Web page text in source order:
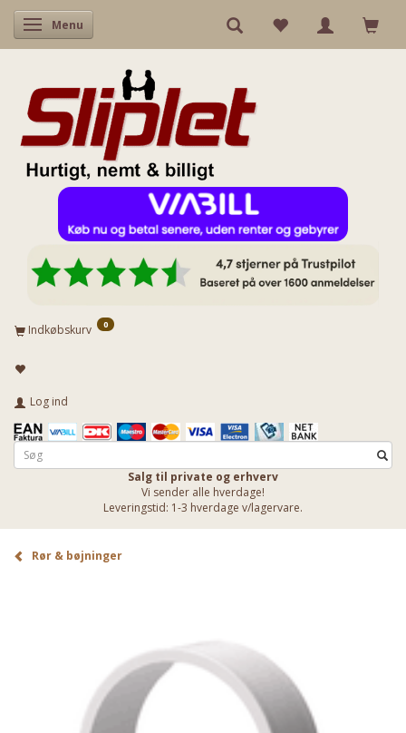
Skifte navigation
Menu
Indkøbskurv 0
Log ind
Salg til private og erhverv
Vi sender alle hverdage!
Leveringstid: 1-3 hverdage v/lagervare.
Rør & bøjninger